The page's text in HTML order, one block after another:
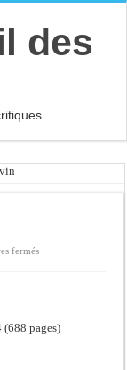
des
ferméssur
pages)